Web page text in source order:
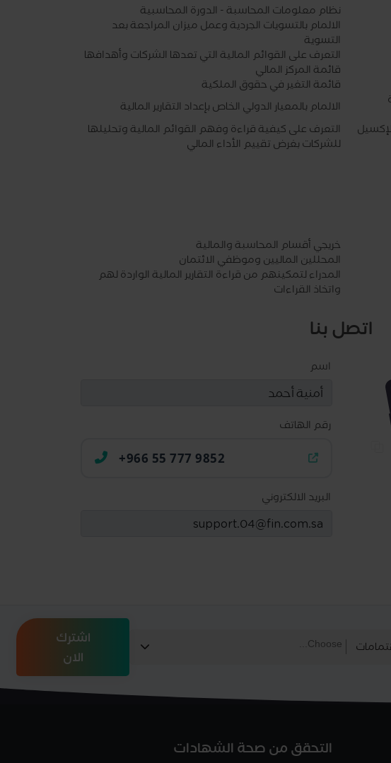
نظام معلومات المحاسبة - الدورة المحاسبية
الالمام بالتسويات الجردية وعمل ميزان المراجعة بعد
التسوية
التعرف على القوائم المالية التي تعدها الشركات وأهدافها
قائمة المركز المالي
قائمة التغير في حقوق الملكية
الالمام بالمعيار الدولي الخاص بإعداد التقارير المالية
التعرف على كيفية قراءة وفهم القوائم المالية وتحليلها
للشركات بغرض تقييم الأداء المالي
خريجي أقسام المحاسبة والمالية
المحللين الماليين وموظفي الائتمان
المدراء لتمكينهم من قراءة التقارير المالية الواردة لهم
واتخاذ القراءات
اتصل بنا
اسم
رقم الهاتف
+966 55 777 9852
البريد الالكتروني
اشترك
الان
التحقق من صحة الشهادات